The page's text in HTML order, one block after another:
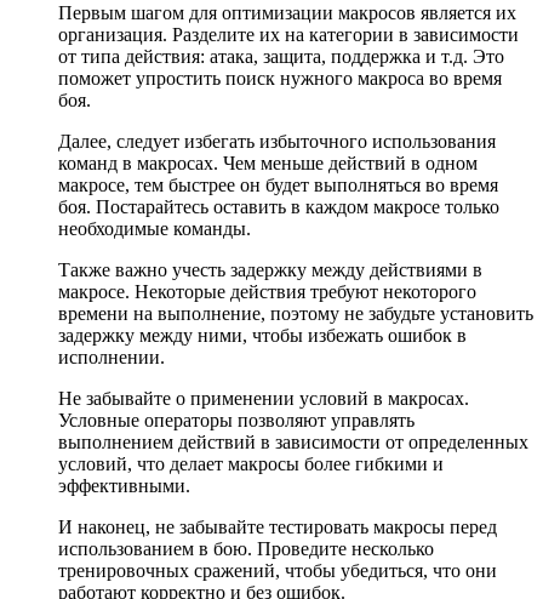
Первым шагом для оптимизации макросов является их
организация. Разделите их на категории в зависимости
от типа действия: атака, защита, поддержка и т.д. Это
поможет упростить поиск нужного макроса во время
боя.
Далее, следует избегать избыточного использования
команд в макросах. Чем меньше действий в одном
макросе, тем быстрее он будет выполняться во время
боя. Постарайтесь оставить в каждом макросе только
необходимые команды.
Также важно учесть задержку между действиями в
макросе. Некоторые действия требуют некоторого
времени на выполнение, поэтому не забудьте установить
задержку между ними, чтобы избежать ошибок в
исполнении.
Не забывайте о применении условий в макросах.
Условные операторы позволяют управлять
выполнением действий в зависимости от определенных
условий, что делает макросы более гибкими и
эффективными.
И наконец, не забывайте тестировать макросы перед
использованием в бою. Проведите несколько
тренировочных сражений, чтобы убедиться, что они
работают корректно и без ошибок.